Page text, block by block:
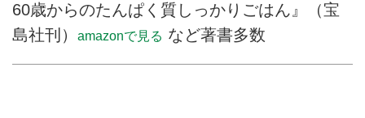
60歳からのたんぱく質しっかりごはん』（宝
島社刊）
amazonで見る など著書多数